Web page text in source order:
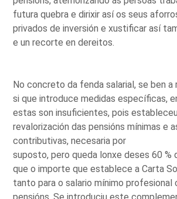
futura quebra e dirixir así os seus
privados de inversión e xustificar así
e un recorte en dereitos.
No concreto da fenda salarial, se ben a
si que introduce medidas específicas,
estas son insuficientes, pois
revalorización das pensións mínimas e
contributivas, necesaria por
suposto, pero queda lonxe deses 60 %
que o importe que establece a Carta
tanto para o salario mínimo profesional
pensións. Se introduciu este